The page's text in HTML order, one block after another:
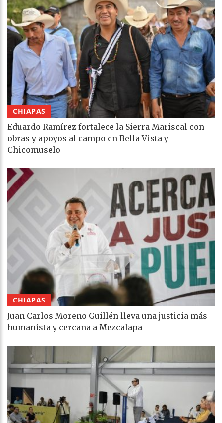
CHIAPAS
Eduardo Ramírez fortalece la Sierra Mariscal con
obras y apoyos al campo en Bella Vista y
Chicomuselo
CHIAPAS
Juan Carlos Moreno Guillén lleva una justicia más
humanista y cercana a Mezcalapa